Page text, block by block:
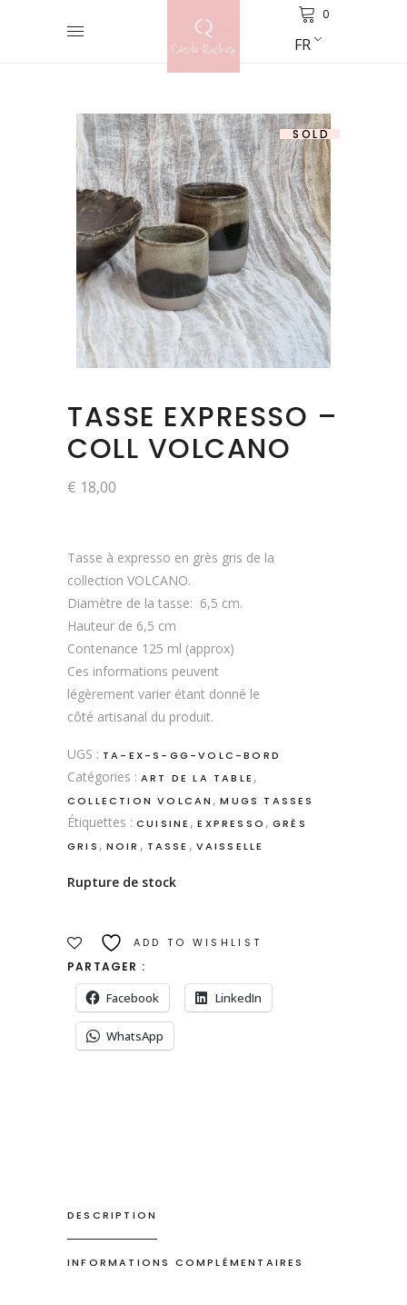
0
FR
SOLD
TASSE EXPRESSO –
COLL VOLCANO
€ 18,00
Tasse à expresso en grès gris de la
collection VOLCANO.
Diamètre de la tasse: 6,5 cm.
Hauteur de 6,5 cm
Contenance 125 ml (approx)
Ces informations peuvent
légèrement varier étant donné le
côté artisanal du produit.
UGS : TA-EX-S-GG-VOLC-BORD
Catégories : ART DE LA TABLE ,
COLLECTION VOLCAN ,MUGS TASSES
Étiquettes : CUISINE ,EXPRESSO ,GRÈS
GRIS , NOIR , TASSE , VAISSELLE
Rupture de stock
ADD TO WISHLIST
PARTAGER :
Facebook LinkedIn
WhatsApp
DESCRIPTION
INFORMATIONS COMPLÉMENTAIRES